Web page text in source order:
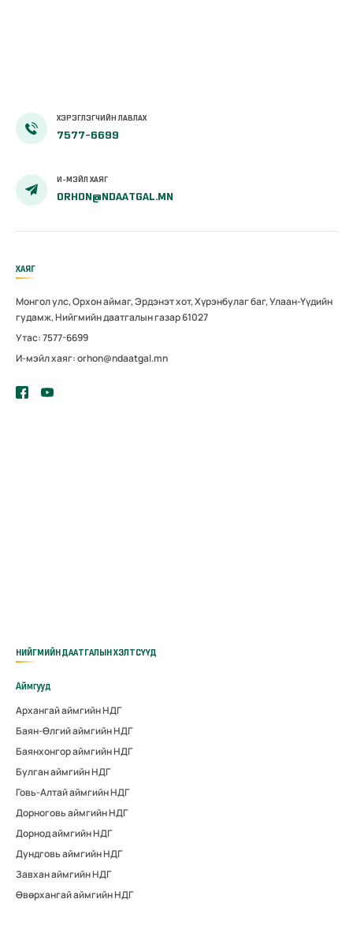
ХЭРЭГЛЭГЧИЙН ЛАВЛАХ
7577-6699
И-МЭЙЛ ХАЯГ
ORHON@NDAATGAL.MN
ХАЯГ
Монгол улс, Орхон аймаг, Эрдэнэт хот, Хүрэнбулаг баг, Улаан-Үүдийн
гудамж, Нийгмийн даатгалын газар 61027
Утас: 7577-6699
И-мэйл хаяг: orhon@ndaatgal.mn
НИЙГМИЙН ДААТГАЛЫН ХЭЛТСҮҮД
Аймгууд
Архангай аймгийн НДГ
Баян-Өлгий аймгийн НДГ
Баянхонгор аймгийн НДГ
Булган аймгийн НДГ
Говь-Алтай аймгийн НДГ
Дорноговь аймгийн НДГ
Дорнод аймгийн НДГ
Дундговь аймгийн НДГ
Завхан аймгийн НДГ
Өвөрхангай аймгийн НДГ